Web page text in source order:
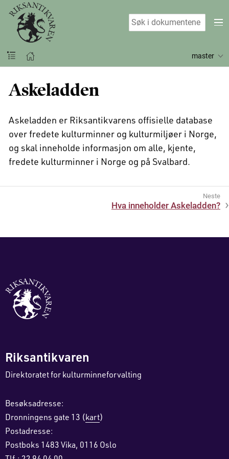
master
Askeladden
Askeladden er Riksantikvarens offisielle database
over fredete kulturminner og kulturmiljøer i Norge,
og skal inneholde informasjon om alle, kjente,
fredete kulturminner i Norge og på Svalbard.
Hva inneholder Askeladden?
Riksantikvaren
Direktoratet for kulturminneforvalting
Besøksadresse:
Dronningens gate 13 (kart)
Postadresse:
Postboks 1483 Vika, 0116 Oslo